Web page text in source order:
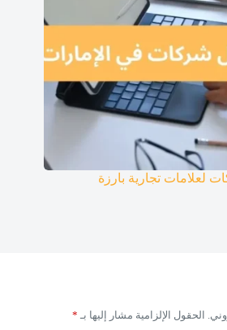
لعلامات تجارية بارزة
الحقول الإلزامية مشار إليها بـ *